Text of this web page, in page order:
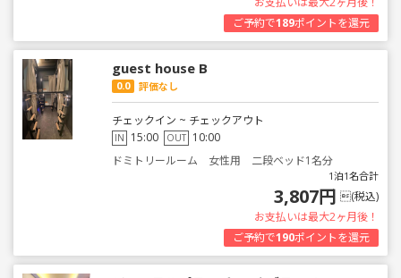
ご予約で189ポイントを還元
guest house B
0.0 評価なし
チェックイン ~ チェックアウト
IN 15:00 OUT 10:00
ドミトリールーム 女性用 二段ベッド1名分
1泊1名合計
3,807円 (税込)
お支払いは最大2ヶ月後！
ご予約で190ポイントを還元